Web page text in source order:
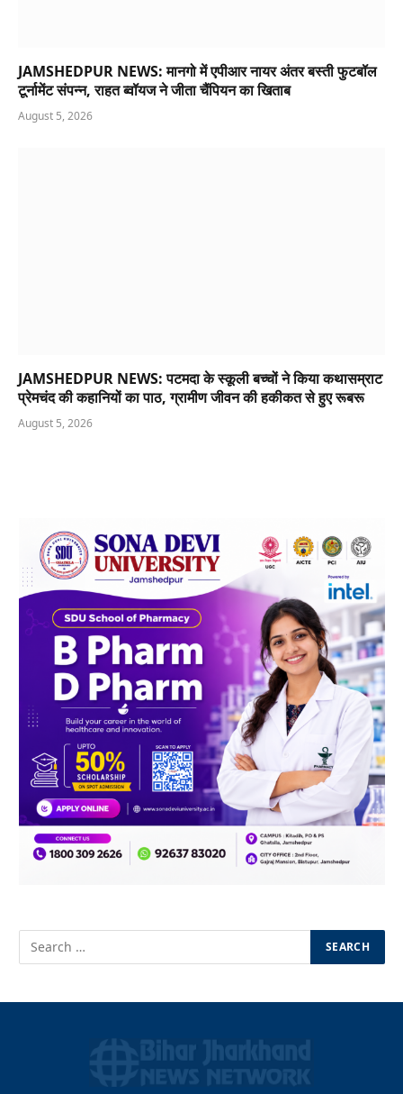
JAMSHEDPUR NEWS: मानगो में एपीआर नायर अंतर बस्ती फुटबॉल
टूर्नामेंट संपन्न, राहत ब्वॉयज ने जीता चैंपियन का खिताब
August 5, 2026
JAMSHEDPUR NEWS: पटमदा के स्कूली बच्चों ने किया कथासम्राट
प्रेमचंद की कहानियों का पाठ, ग्रामीण जीवन की हकीकत से हुए रूबरू
August 5, 2026